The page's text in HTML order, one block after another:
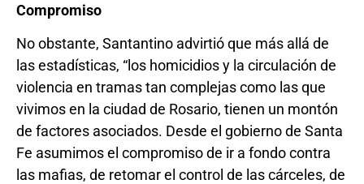
Compromiso
No obstante, Santantino advirtió que más allá de
las estadísticas, “los homicidios y la circulación de
violencia en tramas tan complejas como las que
vivimos en la ciudad de Rosario, tienen un montón
de factores asociados. Desde el gobierno de Santa
Fe asumimos el compromiso de ir a fondo contra
las mafias, de retomar el control de las cárceles, de